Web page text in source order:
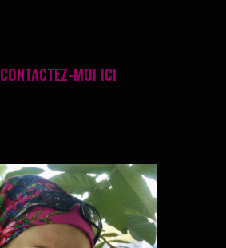
CONTACTEZ-MOI ICI